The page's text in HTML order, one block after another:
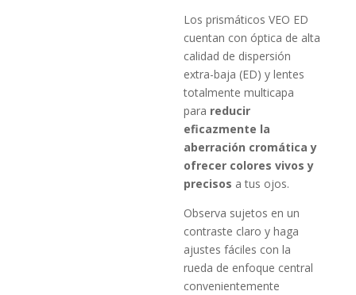
Los prismáticos VEO ED
cuentan con óptica de alta
calidad de dispersión
extra-baja (ED) y lentes
totalmente multicapa
para reducir
eficazmente la
aberración cromática y
ofrecer colores vivos y
precisos a tus ojos.
Observa sujetos en un
contraste claro y haga
ajustes fáciles con la
rueda de enfoque central
convenientemente